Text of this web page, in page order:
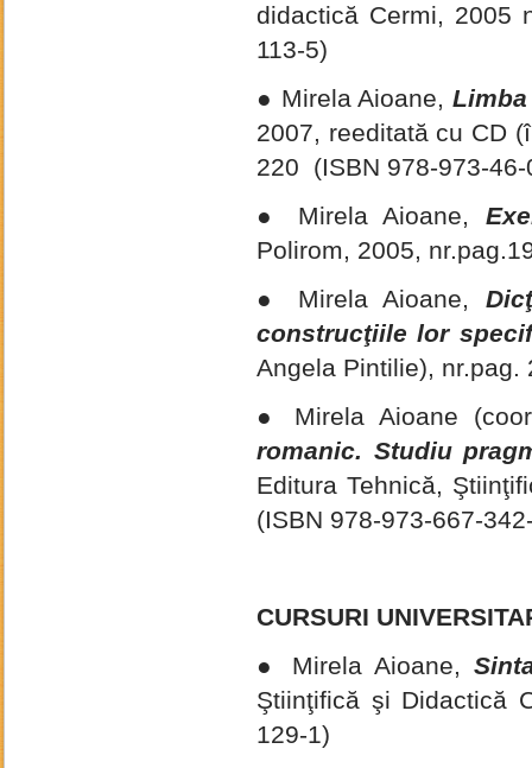
didactică Cermi, 2005
113-5)
● Mirela Aioane,
2007, reeditată cu CD
220 (ISBN 978-973-46-
● Mirela Aioane,
Polirom, 2005,
●
Mirela Aioane,
construcţiilelor
Angela Pintilie), nr.pag.
● Mirela Aioane
romanic. Studiu
Editura Tehnică,
(ISBN 978-973-667-
CURSURI
● Mirela Aioane,
Ştiinţifică şi Didactică
129-1)